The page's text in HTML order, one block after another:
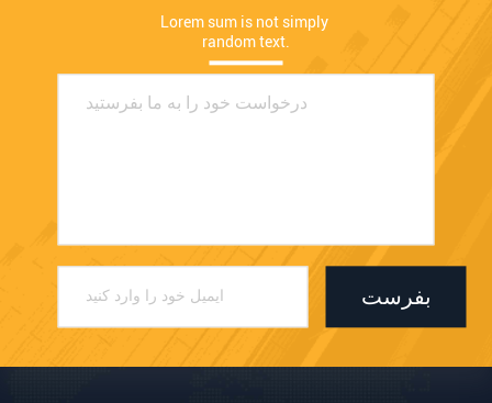
Lorem sum is not simply
random text.
بفرست